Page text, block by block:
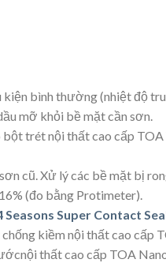
bình thường (nhiệt độ
mỡ khỏi bề mặt cần sơn.
bột trét nội thất cao cấp
cũ. Xử lý các bề mặt bị
(đo bằng Protimeter).
Seasons Super Contact
kiềm nội thất cao cấp
thất cao cấp TOA